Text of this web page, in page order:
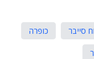
סייבר
כופרה